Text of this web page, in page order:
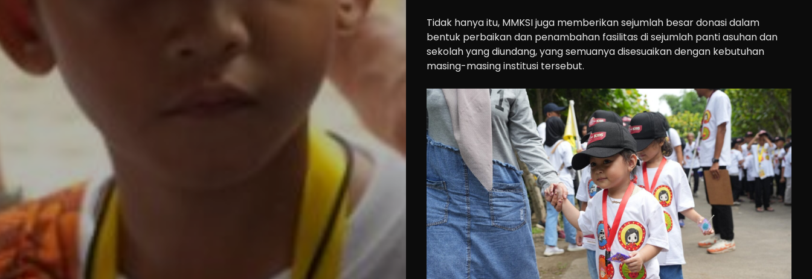
Accessories
Lifestyle
About
Search
Tidak hanya itu, MMKSI juga memberikan sejumlah besar donasi dalam
bentuk perbaikan dan penambahan fasilitas di sejumlah panti asuhan dan
sekolah yang diundang, yang semuanya disesuaikan dengan kebutuhan
masing-masing institusi tersebut.